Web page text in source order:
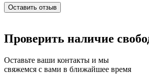
Оставить отзыв
Проверить наличие
Оставьте ваши контакты и мы
свяжемся с вами в ближайшее время